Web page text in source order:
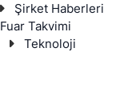
Şirket Haberleri
Fuar Takvimi
Teknoloji